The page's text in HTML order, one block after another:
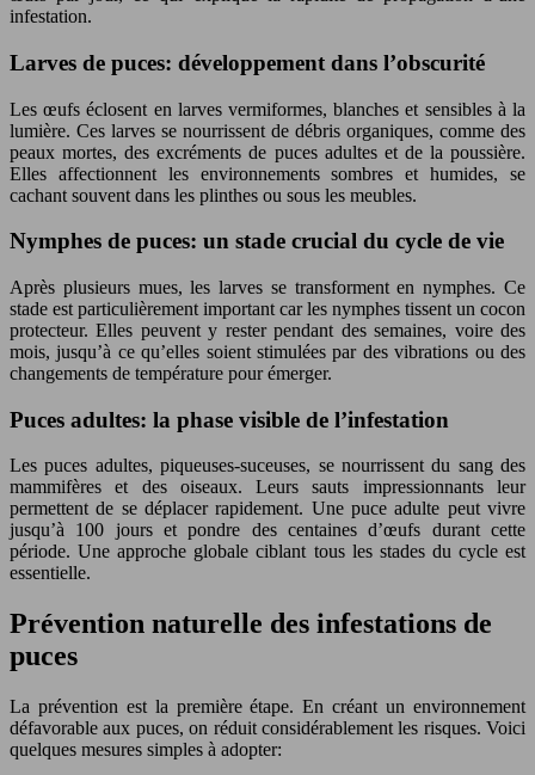
infestation.
Larves de puces: développement dans l’obscurité
Les œufs éclosent en larves vermiformes, blanches et sensibles à la
lumière. Ces larves se nourrissent de débris organiques, comme des
peaux mortes, des excréments de puces adultes et de la poussière.
Elles affectionnent les environnements sombres et humides, se
cachant souvent dans les plinthes ou sous les meubles.
Nymphes de puces: un stade crucial du cycle de vie
Après plusieurs mues, les larves se transforment en nymphes. Ce
stade est particulièrement important car les nymphes tissent un cocon
protecteur. Elles peuvent y rester pendant des semaines, voire des
mois, jusqu’à ce qu’elles soient stimulées par des vibrations ou des
changements de température pour émerger.
Puces adultes: la phase visible de l’infestation
Les puces adultes, piqueuses-suceuses, se nourrissent du sang des
mammifères et des oiseaux. Leurs sauts impressionnants leur
permettent de se déplacer rapidement. Une puce adulte peut vivre
jusqu’à 100 jours et pondre des centaines d’œufs durant cette
période. Une approche globale ciblant tous les stades du cycle est
essentielle.
Prévention naturelle des infestations de
puces
La prévention est la première étape. En créant un environnement
défavorable aux puces, on réduit considérablement les risques. Voici
quelques mesures simples à adopter: